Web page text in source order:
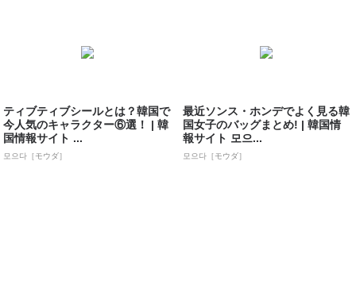
ティブティブシールとは？韓国で
今人気のキャラクター⑥選！ | 韓
国情報サイト ...
모으다［モウダ］
最近ソンス・ホンデでよく見る韓
国女子のバッグまとめ! | 韓国情
報サイト 모으...
모으다［モウダ］